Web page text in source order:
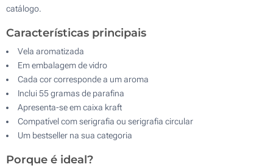
catálogo.
Características principais
Vela aromatizada
Em embalagem de vidro
Cada cor corresponde a um aroma
Inclui 55 gramas de parafina
Apresenta-se em caixa kraft
Compatível com serigrafia ou serigrafia circular
Um bestseller na sua categoria
Porque é ideal?